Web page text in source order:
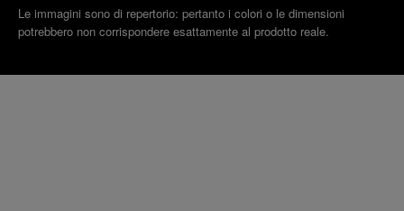
Le immagini sono di repertorio: pertanto i colori o le dimensioni
potrebbero non corrispondere esattamente al prodotto reale.